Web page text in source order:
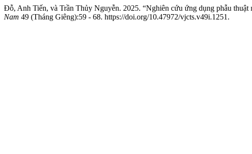
Đỗ, Anh Tiến, và Trần Thủy Nguyễn. 2025. “Nghiên cứu ứng dụng phẫu
Nam 49 (Tháng Giêng):59 - 68. https://doi.org/10.47972/vjcts.v49i.1251.